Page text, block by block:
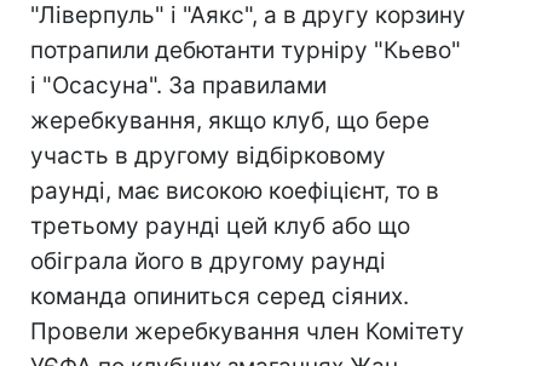
"Ліверпуль" і "Аякс", а в другу корзину
потрапили дебютанти турніру "Кьево"
і "Осасуна". За правилами
жеребкування, якщо клуб, що бере
участь в другому відбірковому
раунді, має високою коефіцієнт, то в
третьому раунді цей клуб або що
обіграла його в другому раунді
команда опиниться серед сіяних.
Провели жеребкування член Комітету